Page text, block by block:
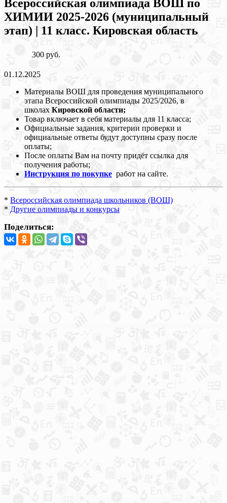
Всероссийская олимпиада ВОШ по
ХИМИИ 2025-2026 (муниципальный
этап) | 11 класс. Кировская область
300 руб.
01.12.2025
Материалы ВОШ для проведения муниципального
этапа Всероссийской олимпиады 2025/2026, в
школах Кировской области;
Товар включает в себя материалы для 11 класса;
Официальные задания, критерии проверки и
официальные ответы будут доступны сразу после
оплаты;
После оплаты Вам на почту придёт ссылка для
получения работы;
Инструкция по покупке работ на сайте.
* Всероссийская олимпиада школьников (ВОШ)
* Другие олимпиады и конкурсы
Поделиться: